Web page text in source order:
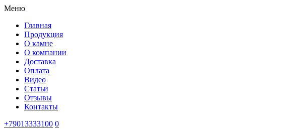
Меню
Главная
Продукция
О камне
О компании
Доставка
Оплата
Видео
Статьи
Отзывы
Контакты
+79013333100 0